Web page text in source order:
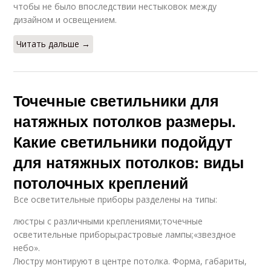
чтобы не было впоследствии нестыковок между
дизайном и освещением.
Читать дальше →
Точечные светильники для
натяжных потолков размеры.
Какие светильники подойдут
для натяжных потолков: виды
потолочных креплений
Все осветительные приборы разделены на типы:
люстры с различными креплениями;точечные
осветительные приборы;растровые лампы;«звездное
небо».
Люстру монтируют в центре потолка. Форма, габариты,